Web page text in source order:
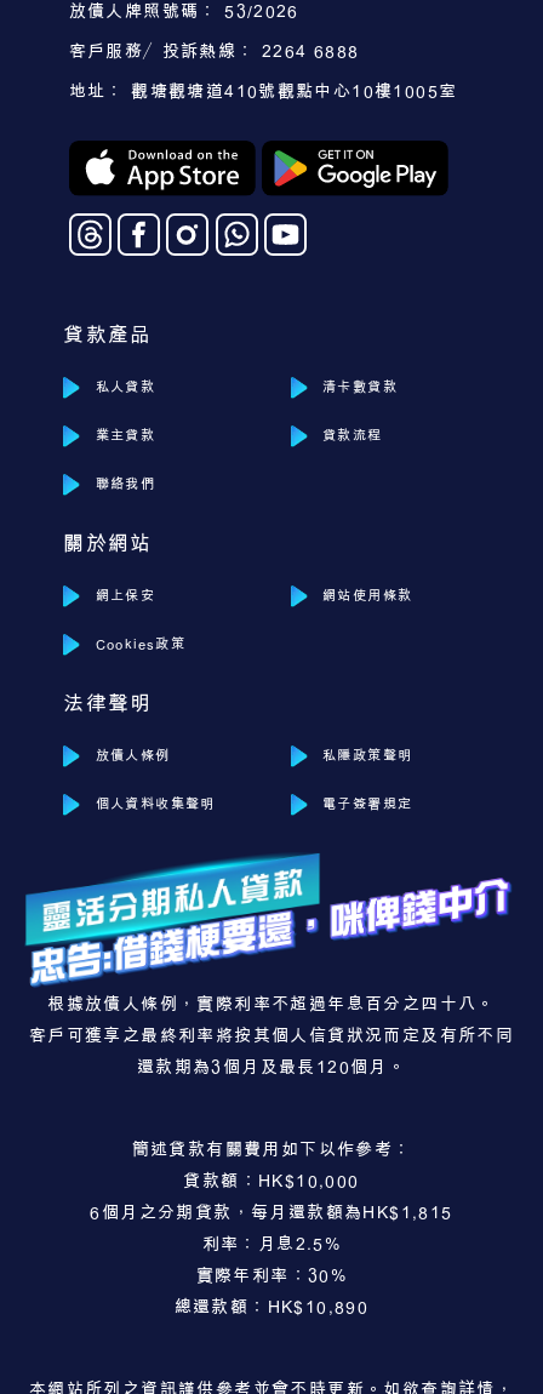
放債人牌照號碼： 53/2026
客戶服務／投訴熱線： 2264 6888
地址： 觀塘觀塘道410號觀點中心10樓1005室
貸款產品
私人貸款 清卡數貸款
業主貸款 貸款流程
聯絡我們
關於網站
網上保安 網站使用條款
Cookies政策
法律聲明
放債人條例 私隱政策聲明
個人資料收集聲明 電子簽署規定
根據放債人條例，實際利率不超過年息百分之四十八。
客戶可獲享之最終利率將按其個人信貸狀況而定及有所不同
還款期為3個月及最長120個月。
簡述貸款有關費用如下以作參考：
貸款額：HK$10,000
6個月之分期貸款，每月還款額為HK$1,815
利率：月息2.5%
實際年利率：30%
總還款額：HK$10,890
本網站所列之資訊謹供參考並會不時更新。如欲查詢詳情，